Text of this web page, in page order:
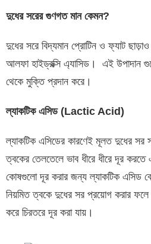
দুধের সরের গুণগত মান কেমন?
দুধের সরে বিদ্যমান প্রোটিন ও ফ্যাট
আলফা হাইড্রক্সি এ্যাসিড। এই উপাদান
থেকে মুক্তি প্রদান করে।
ল্যাকটিক এসিড (Lactic Acid)
ল্যাকটিক এসিডের কারণেই মূলত দুধের সর
ত্বকের তেলতেলে ভাব ধীরে ধীরে দূর
কোষগুলো দূর করার জন্য ল্যাকটিক এসিড
নিয়মিত ত্বকে দুধের সর প্রয়োগ করার
করে চিরতরে দূর করা যায়।